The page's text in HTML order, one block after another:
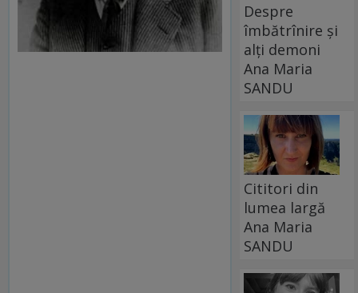
Despre
îmbătrînire și
alți demoni
Ana Maria
SANDU
Cititori din
lumea largă
Ana Maria
SANDU